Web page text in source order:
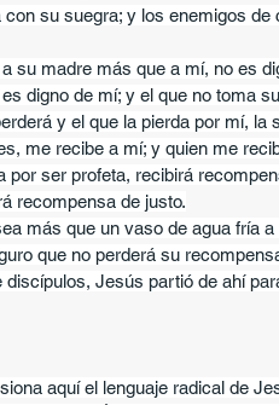
su suegra; y los enemigos
su madre más que a mí, no es
digno de mí; y el que no toma
y el que la pierda por mí, la
me recibe a mí; y quien me
por ser profeta, recibirá
recompensa de justo.
más que un vaso de agua fría
que no perderá su
Jesús partió de ahí
aquí el lenguaje radical de